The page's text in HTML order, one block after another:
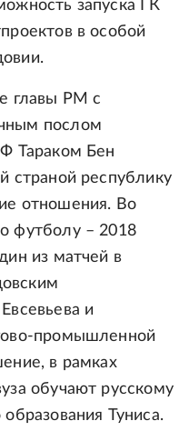
запуска ГК
в особой
главы РМ с
послом
Тараком Бен
страной республику
отношения. Во
футболу – 2018
из матчей в
и
промышленной
в рамках
обучают русскому
Туниса.